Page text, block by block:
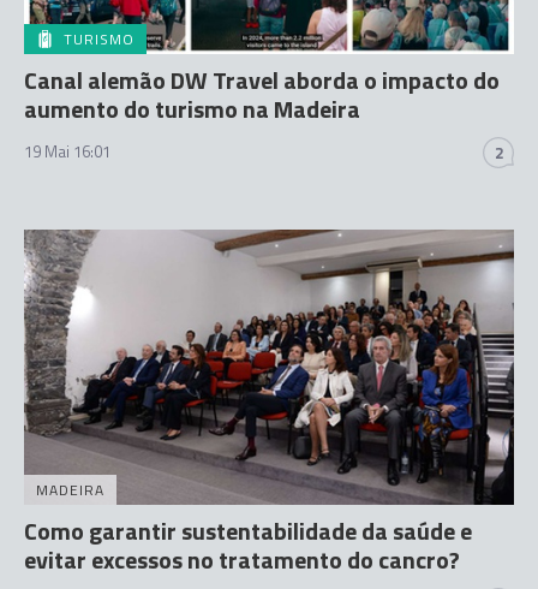
TURISMO
Canal alemão DW Travel aborda o impacto do
aumento do turismo na Madeira
19 Mai 16:01 2
MADEIRA
Como garantir sustentabilidade da saúde e
evitar excessos no tratamento do cancro?